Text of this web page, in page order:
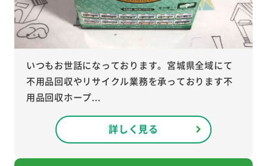
いつもお世話になっております。宮城県全域にて
不用品回収やリサイクル業務を承っております不
用品回収ホープ...
詳しく見る